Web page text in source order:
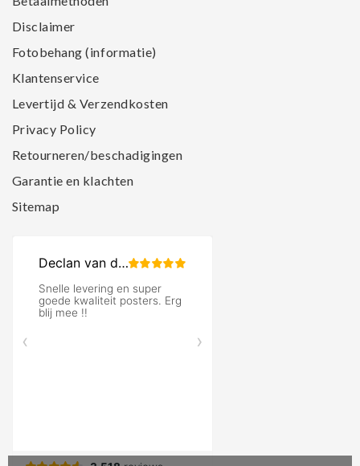
Disclaimer
Fotobehang (informatie)
Klantenservice
Levertijd & Verzendkosten
Privacy Policy
Retourneren/beschadigingen
Garantie en klachten
Sitemap